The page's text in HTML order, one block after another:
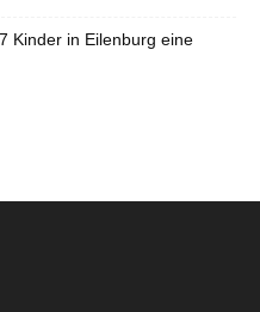
Kinder in Eilenburg eine